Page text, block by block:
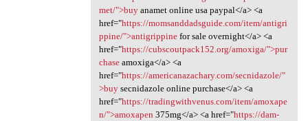
met/">buyanamet online usa paypal</a> <a
href="https://momsanddadsguide.com/item/antigri
ppine/">antigrippinefor sale overnight</a> <a
href="https://cubscoutpack152.org/amoxiga/">pur
chaseamoxiga</a> <a
href="https://americanazachary.com/secnidazole/"
>buysecnidazole online purchase</a> <a
href="https://tradingwithvenus.com/item/amoxape
n/">amoxapen 375mg</a> <a href="https://dam-